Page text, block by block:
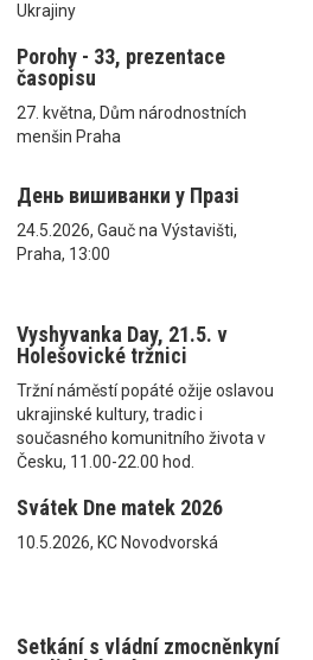
Ukrajiny
Porohy - 33, prezentace
časopisu
27. května, Dům národnostních
menšin Praha
День вишиванки у Празі
24.5.2026, Gauč na Výstavišti,
Praha, 13:00
Vyshyvanka Day, 21.5. v
Holešovické tržnici
Tržní náměstí popáté ožije oslavou
ukrajinské kultury, tradic i
současného komunitního života v
Česku, 11.00-22.00 hod.
Svátek Dne matek 2026
10.5.2026, KC Novodvorská
Setkání s vládní zmocněnkyní